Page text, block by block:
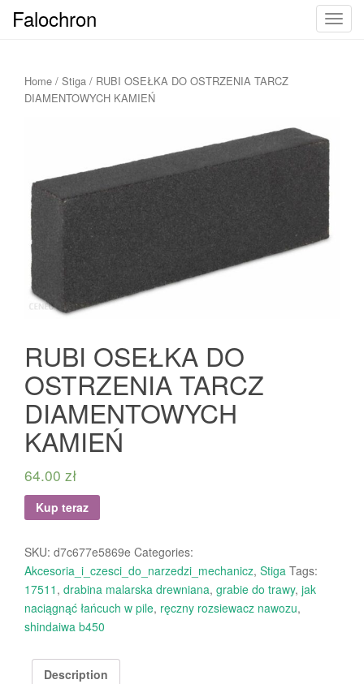
T
Falochron
Home / Stiga / RUBI OSEŁKA DO OSTRZENIA TARCZ
DIAMENTOWYCH KAMIEŃ
RUBI OSEŁKA DO
OSTRZENIA TARCZ
DIAMENTOWYCH
KAMIEŃ
64.00 zł
Kup teraz
SKU: d7c677e5869e Categories:
Akcesoria_i_czesci_do_narzedzi_mechanicz, Stiga Tags:
17511 , drabina malarska drewniana, grabie do trawy, jak
naciągnąć łańcuch w pile, ręczny rozsiewacz nawozu,
shindaiwa b450
Description